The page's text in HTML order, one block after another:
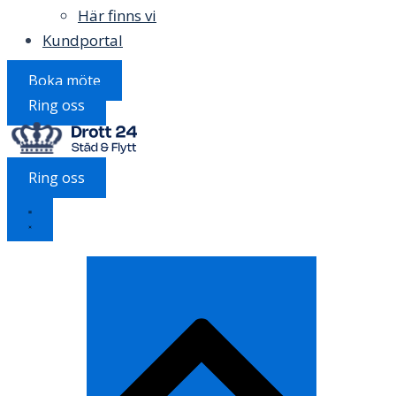
Här finns vi
Kundportal
Boka möte
Ring oss
Ring oss